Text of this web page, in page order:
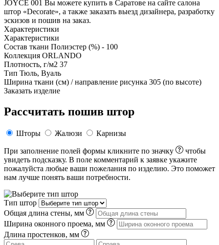
JOYCE 001 Вы можете купить в Саратове на сайте салона
штор «Decorate», а также заказать выезд дизайнера, разработку
эскизов и пошив на заказ.
Характеристики
Характеристики
Состав ткани Полиэстер (%) - 100
Коллекция ORLANDO
Плотность, г/м2 37
Тип Тюль, Вуаль
Ширина ткани (см) / направление рисунка 305 (по высоте)
Заказать изделие
Рассчитать пошив штор
Шторы Жалюзи Карнизы
При заполнение полей формы кликните по значку
чтобы
увидеть подсказку. В поле комментарий к заявке укажите
пожалуйста любые ваши пожелания по изделию. Это поможет
нам лучше понять ваши потребности.
Тип штор
Общая длина стены, мм
Ширина оконного проема, мм
Длина простенков, мм